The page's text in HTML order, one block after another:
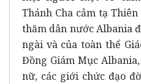
Thánh Cha cảm tạ
thăm dân nước Albania
ngài và của toàn thể
Đồng Giám Mục
nữ, các giới chức đạo